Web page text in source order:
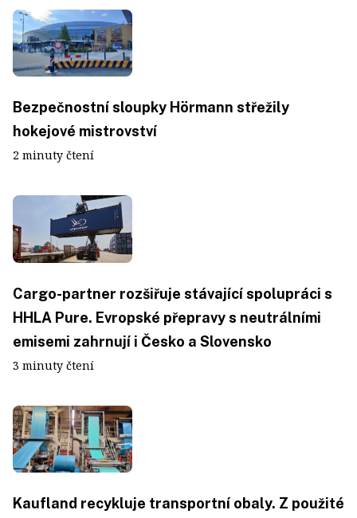
Bezpečnostní sloupky Hörmann střežily
hokejové mistrovství
2 minuty čtení
Cargo-partner rozšiřuje stávající spolupráci s
HHLA Pure. Evropské přepravy s neutrálními
emisemi zahrnují i Česko a Slovensko
3 minuty čtení
Kaufland recykluje transportní obaly. Z použité